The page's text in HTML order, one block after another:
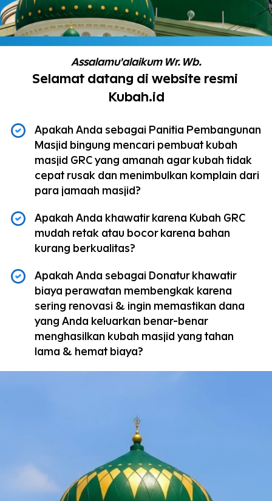
Assalamu'alaikum Wr. Wb.
Selamat datang di website resmi
Kubah.id
Apakah Anda sebagai Panitia Pembangunan
Masjid bingung mencari pembuat kubah
masjid GRC yang amanah agar kubah tidak
cepat rusak dan menimbulkan komplain dari
para jamaah masjid?
Apakah Anda khawatir karena Kubah GRC
mudah retak atau bocor karena bahan
kurang berkualitas?
Apakah Anda sebagai Donatur khawatir
biaya perawatan membengkak karena
sering renovasi & ingin memastikan dana
yang Anda keluarkan benar-benar
menghasilkan kubah masjid yang tahan
lama & hemat biaya?